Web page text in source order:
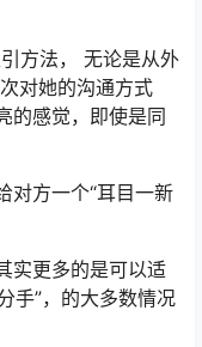
方法， 无论是从外
对她的沟通方式
的感觉，即使是同
对方一个“耳目一新
实更多的是可以适
手”，的大多数情况